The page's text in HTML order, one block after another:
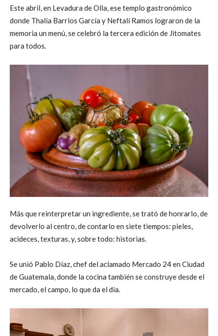
Este abril, en Levadura de Olla, ese templo gastronómico
donde Thalía Barrios García y Neftalí Ramos lograron de la
memoria un menú, se celebró la tercera edición de Jitomates
para todos.
Más que reinterpretar un ingrediente, se trató de honrarlo, de
devolverlo al centro, de contarlo en siete tiempos: pieles,
acideces, texturas, y, sobre todo: historias.
Se unió Pablo Díaz, chef del aclamado Mercado 24 en Ciudad
de Guatemala, donde la cocina también se construye desde el
mercado, el campo, lo que da el día.